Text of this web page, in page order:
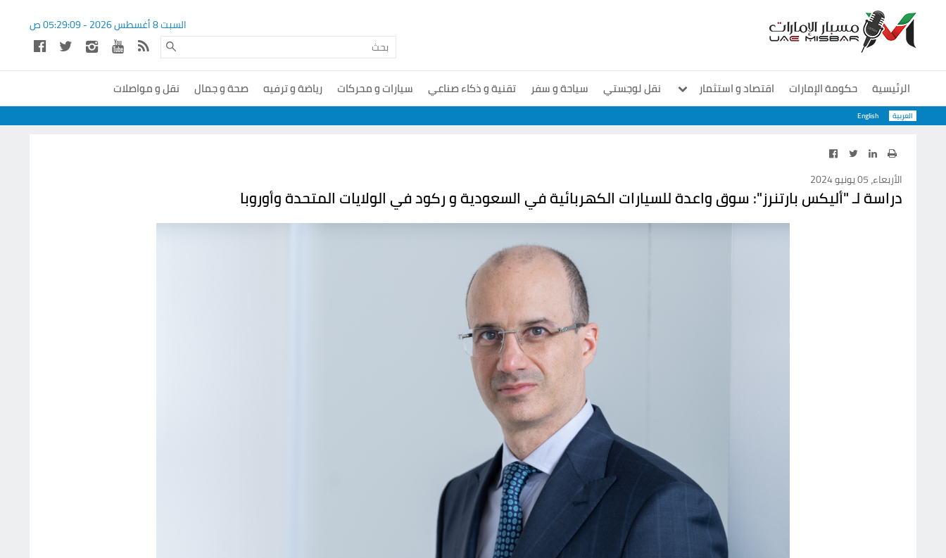
السبت 8 أغسطس 2026 - 05:29:09ص
الرئيسية حكومة الإمارات اقتصاد و استثمار نقل لوجستي سياحة و سفر تقنية و ذكاء صناعي سيارات و محركات رياضة و ترفيه صحة و جمال
نقل و مواصلات
معارض و مؤتمرات
منوعات سوشيال العربية English
الأربعاء، 05 يونيو 2024
دراسة لـ "أليكس بارتنرز": سوق واعدة للسيارات الكهربائية في السعودية و ركود في الولايات المتحدة وأوروبا